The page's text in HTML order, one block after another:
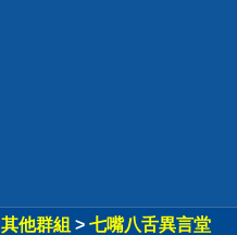
其他群組 > 七嘴八舌異言堂